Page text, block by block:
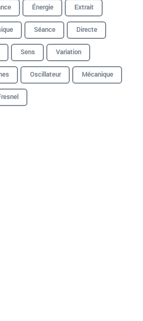
Énergie
Extrait
Séance
Directe
Sens
Variation
Oscillateur
Mécanique